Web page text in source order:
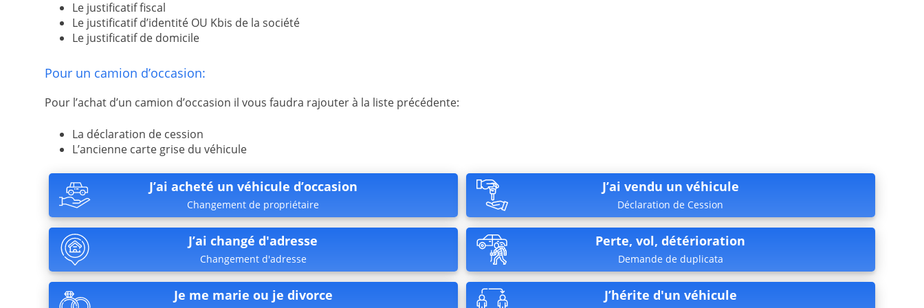
Le justificatif fiscal
Le justificatif d’identité OU Kbis de la société
Le justificatif de domicile
Pour un camion d’occasion:
Pour l’achat d’un camion d’occasion il vous faudra rajouter à la liste précédente:
La déclaration de cession
L’ancienne carte grise du véhicule
J’ai acheté un véhicule d’occasion
Changement de propriétaire
J’ai vendu un véhicule
Déclaration de Cession
J’ai changé d'adresse
Changement d'adresse
Perte, vol, détérioration
Demande de duplicata
Je me marie ou je divorce J’hérite d'un véhicule